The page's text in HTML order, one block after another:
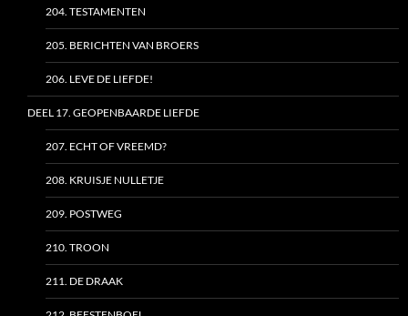
204. TESTAMENTEN
205. BERICHTEN VAN BROERS
206. LEVE DE LIEFDE!
DEEL 17. GEOPENBAARDE LIEFDE
207. ECHT OF VREEMD?
208. KRUISJE NULLETJE
209. POSTWEG
210. TROON
211. DE DRAAK